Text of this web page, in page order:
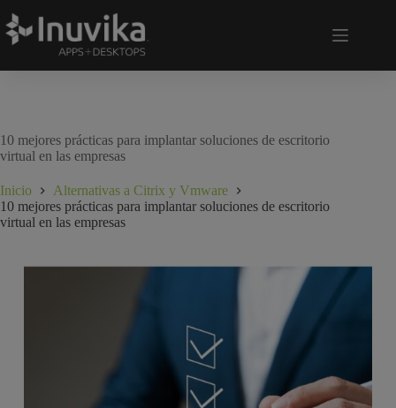
10 mejores prácticas para implantar soluciones de escritorio
virtual en las empresas
Inicio
Alternativas a Citrix y Vmware
10 mejores prácticas para implantar soluciones de escritorio
virtual en las empresas